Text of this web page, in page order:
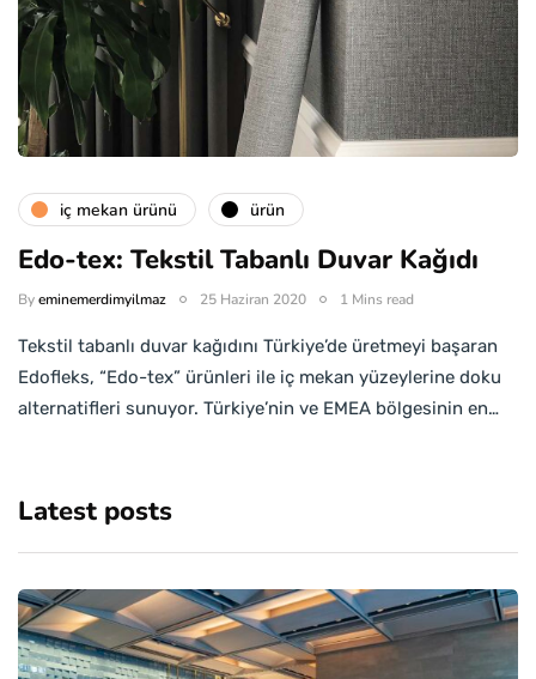
i̇ç mekan ürünü ürün
Edo-tex: Tekstil Tabanlı Duvar Kağıdı
Byeminemerdimyilmaz 25 Haziran 2020 1 Mins read
Tekstil tabanlı duvar kağıdını Türkiye’de üretmeyi başaran
Edofleks, “Edo-tex” ürünleri ile iç mekan yüzeylerine doku
alternatifleri sunuyor. Türkiye’nin ve EMEA bölgesinin en…
Latest posts